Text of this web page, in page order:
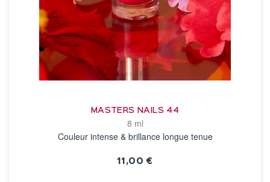
MASTERS NAILS 44
8 ml
Couleur intense & brillance longue tenue
11,00 €